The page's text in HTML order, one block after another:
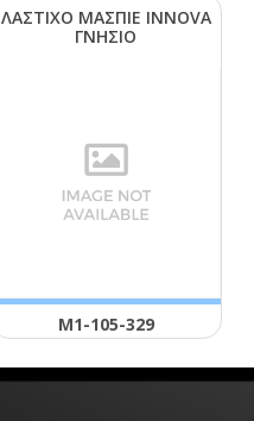
ΛΑΣΤΙΧΟ ΜΑΣΠΙΕ ΙΝΝΟVΑ
ΓΝΗΣΙΟ
Μ1-105-329